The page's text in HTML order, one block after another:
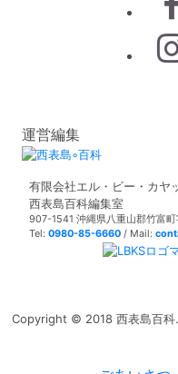
運営編集
有限会社エル・ビー・カヤ
西表島百科編集室
907-1541 沖縄県八重山郡竹富
Tel: 0980-85-6660 / Mail:
Copyright © 2018 西表島百